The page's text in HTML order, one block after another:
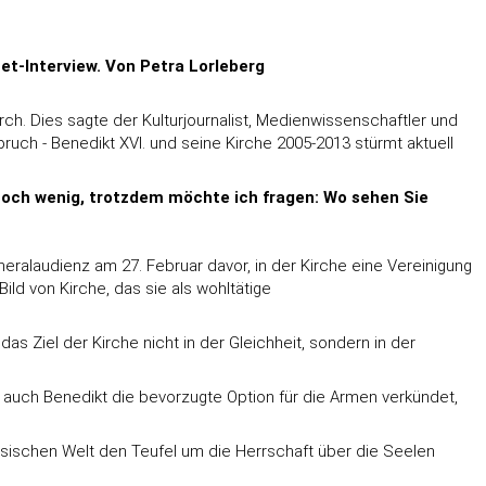
Interview. Von Petra Lorleberg
Dies sagte der Kulturjournalist, Medienwissenschaftler und
- Benedikt XVI. und seine Kirche 2005-2013 stürmt aktuell
wenig, trotzdem möchte ich fragen: Wo sehen Sie
am 27. Februar davor, in der Kirche eine Vereinigung
von Kirche, das sie als wohltätige
Ziel der Kirche nicht in der Gleichheit, sondern in der
Benedikt die bevorzugte Option für die Armen verkündet,
Welt den Teufel um die Herrschaft über die Seelen